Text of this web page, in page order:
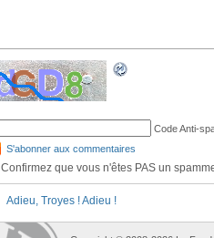
Code Anti-
S'abonner aux commentaires
Confirmez que vous n'êtes PAS un
Adieu, Troyes ! Adieu !